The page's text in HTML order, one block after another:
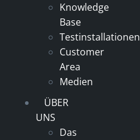
Knowledge
Base
Testinstallationen
Customer
Area
Medien
ÜBER
UNS
Das